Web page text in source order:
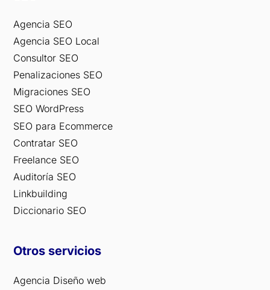
Agencia SEO
Agencia SEO Local
Consultor SEO
Penalizaciones SEO
Migraciones SEO
SEO WordPress
SEO para Ecommerce
Contratar SEO
Freelance SEO
Auditoría SEO
Linkbuilding
Diccionario SEO
Otros servicios
Agencia Diseño web